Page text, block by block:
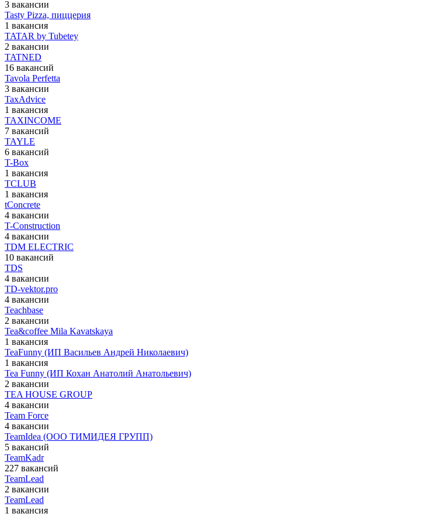
3 вакансии
Tasty Pizza, пиццерия
1 вакансия
TATAR by Tubetey
2 вакансии
TATNED
16 вакансий
Tavola Perfetta
3 вакансии
TaxAdvice
1 вакансия
TAXINCOME
7 вакансий
TAYLE
6 вакансий
T-Box
1 вакансия
TCLUB
1 вакансия
tConcrete
4 вакансии
T-Construction
4 вакансии
TDM ELECTRIC
10 вакансий
TDS
4 вакансии
TD-vektor.pro
4 вакансии
Teachbase
2 вакансии
Tea&coffee Mila Kavatskaya
1 вакансия
TeaFunny (ИП Васильев Андрей Николаевич)
1 вакансия
Tea Funny (ИП Кохан Анатолий Анатольевич)
2 вакансии
TEA HOUSE GROUP
4 вакансии
Team Force
4 вакансии
TeamIdea (ООО ТИМИДЕЯ ГРУПП)
5 вакансий
TeamKadr
227 вакансий
TeamLead
2 вакансии
TeamLead
1 вакансия